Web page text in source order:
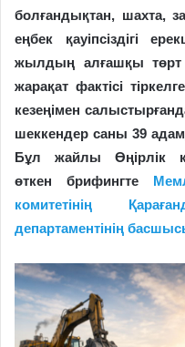
болғандықтан, шахта,
еңбек қауіпсіздігі
жылдың алғашқы төрт
жарақат фактісі
кезеңімен
шеккендер саны 39
Бұл жайлы Өңірлік
өткен брифингте
комитетінің
департаментінің